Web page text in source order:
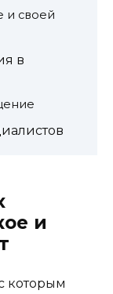
и своей
в
и
которым